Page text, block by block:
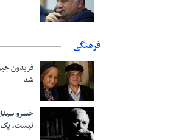
فرهنگی
فریدون
شد
خسرو
نیست،